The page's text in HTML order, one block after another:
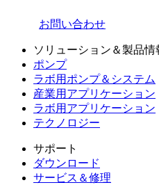
お問い合わせ
ソリューション＆製品情
ポンプ
ラボ用ポンプ＆システム
産業用アプリケーション
ラボ用アプリケーション
テクノロジー
サポート
ダウンロード
サービス＆修理